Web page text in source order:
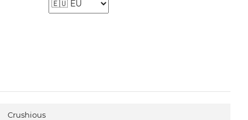
Crushious